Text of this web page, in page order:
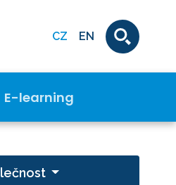
CZ EN
E-learning